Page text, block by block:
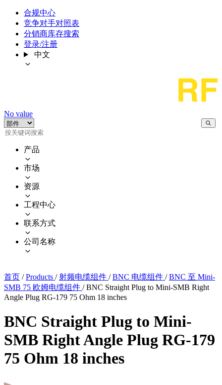
合规中心
竞争对手对照表
分销商库存搜索
登录/注册
中文
No value
产品
市场
资源
工程中心
联系方式
公司名称
首页 / Products / 射频电缆组件 / BNC 电缆组件 / BNC 至 Mini-
SMB 75 欧姆电缆组件 / BNC Straight Plug to Mini-SMB Right
Angle Plug RG-179 75 Ohm 18 inches
BNC Straight Plug to Mini-
SMB Right Angle Plug RG-179
75 Ohm 18 inches